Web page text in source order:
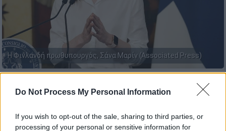
Do Not Process My Personal Information
If you wish to opt-out of the sale, sharing to third parties, or
processing of your personal or sensitive information for
Η Φινλανδή πρωθυπουργός, Σάνα Μαρίν (Associated Press)
Προσθέστε το ΕΘΝΟΣ στη Google
Την ανακοίνωση ότιχωρίζει από τον σύζυγό